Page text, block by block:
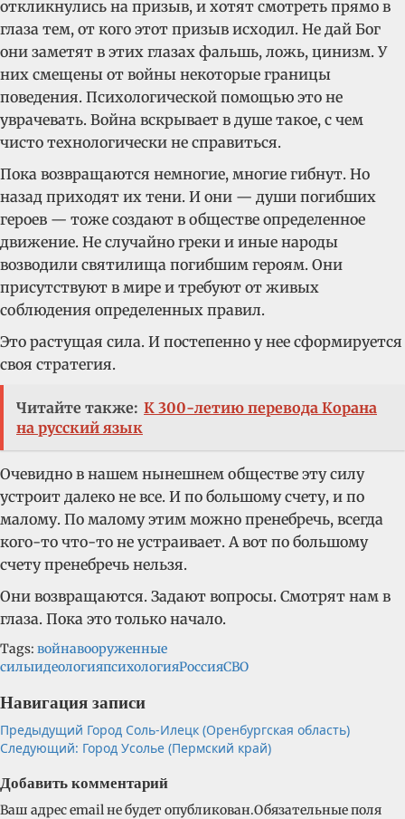
откликнулись на призыв, и хотят смотреть прямо в
глаза тем, от кого этот призыв исходил. Не дай Бог
они заметят в этих глазах фальшь, ложь, цинизм. У
них смещены от войны некоторые границы
поведения. Психологической помощью это не
уврачевать. Война вскрывает в душе такое, с чем
чисто технологически не справиться.
Пока возвращаются немногие, многие гибнут. Но
назад приходят их тени. И они — души погибших
героев — тоже создают в обществе определенное
движение. Не случайно греки и иные народы
возводили святилища погибшим героям. Они
присутствуют в мире и требуют от живых
соблюдения определенных правил.
Это растущая сила. И постепенно у нее сформируется
своя стратегия.
Читайте также: К 300-летию перевода Корана
на русский язык
Очевидно в нашем нынешнем обществе эту силу
устроит далеко не все. И по большому счету, и по
малому. По малому этим можно пренебречь, всегда
кого-то что-то не устраивает. А вот по большому
счету пренебречь нельзя.
Они возвращаются. Задают вопросы. Смотрят нам в
глаза. Пока это только начало.
Tags: войнавооруженные
силыидеологияпсихологияРоссияСВО
Навигация записи
Предыдущий Город Соль-Илецк (Оренбургская область)
Следующий: Город Усолье (Пермский край)
Добавить комментарий
Ваш адрес email не будет опубликован.Обязательные поля